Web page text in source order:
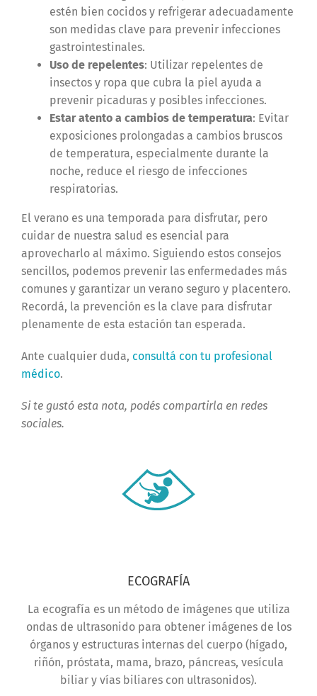
estén bien cocidos y refrigerar adecuadamente
son medidas clave para prevenir infecciones
gastrointestinales.
Uso de repelentes: Utilizar repelentes de
insectos y ropa que cubra la piel ayuda a
prevenir picaduras y posibles infecciones.
Estar atento a cambios de temperatura: Evitar
exposiciones prolongadas a cambios bruscos
de temperatura, especialmente durante la
noche, reduce el riesgo de infecciones
respiratorias.
El verano es una temporada para disfrutar, pero
cuidar de nuestra salud es esencial para
aprovecharlo al máximo. Siguiendo estos consejos
sencillos, podemos prevenir las enfermedades más
comunes y garantizar un verano seguro y placentero.
Recordá, la prevención es la clave para disfrutar
plenamente de esta estación tan esperada.
Ante cualquier duda, consultá con tu profesional
médico.
Si te gustó esta nota, podés compartirla en redes
sociales.
ECOGRAFÍA
La ecografía es un método de imágenes que utiliza
ondas de ultrasonido para obtener imágenes de los
órganos y estructuras internas del cuerpo (hígado,
riñón, próstata, mama, brazo, páncreas, vesícula
biliar y vías biliares con ultrasonidos).